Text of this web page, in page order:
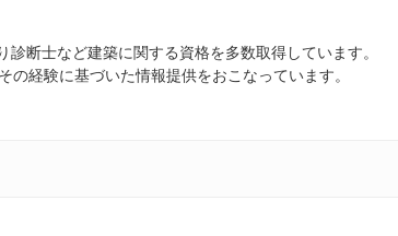
断士など建築に関する資格を多数取得しています。
の経験に基づいた情報提供をおこなっています。